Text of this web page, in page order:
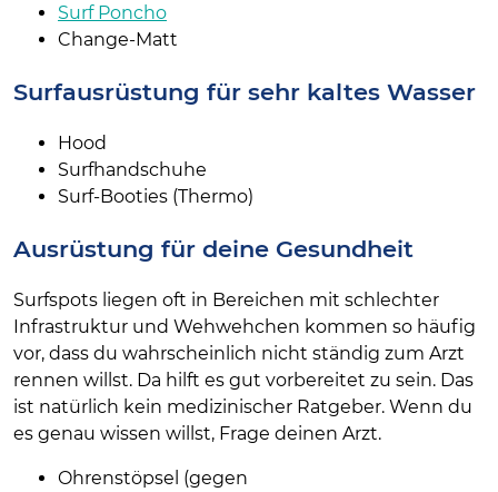
Surf Poncho
Change-Matt
Surfausrüstung für sehr kaltes Wasser
Hood
Surfhandschuhe
Surf-Booties (Thermo)
Ausrüstung für deine Gesundheit
Surfspots liegen oft in Bereichen mit schlechter
Infrastruktur und Wehwehchen kommen so häufig
vor, dass du wahrscheinlich nicht ständig zum Arzt
rennen willst. Da hilft es gut vorbereitet zu sein. Das
ist natürlich kein medizinischer Ratgeber. Wenn du
es genau wissen willst, Frage deinen Arzt.
Ohrenstöpsel (gegen